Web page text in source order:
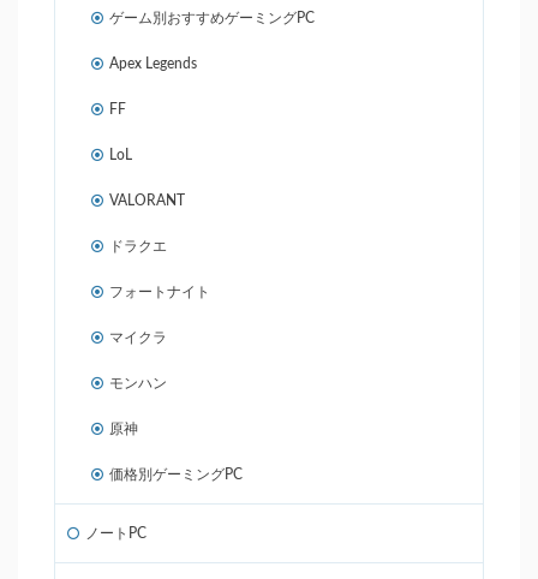
ゲーム別おすすめゲーミングPC
Apex Legends
FF
LoL
VALORANT
ドラクエ
フォートナイト
マイクラ
モンハン
原神
価格別ゲーミングPC
ノートPC